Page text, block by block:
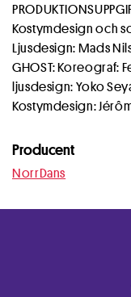
Kostymdesign och
Ljusdesign: Mads
GHOST: Koreograf:
ljusdesign: Yoko
Kostymdesign:
Producent
NorrDans